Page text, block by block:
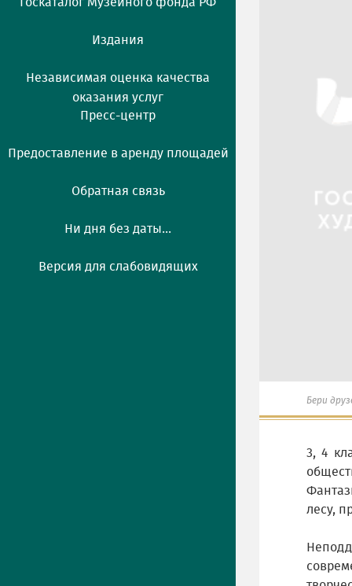
Издания
Независимая оценка качества
оказания услуг
Пресс-центр
Предоставление в аренду площадей
Обратная связь
Ни дня без даты...
Версия для слабовидящих
Бери
3, 4
лесу,